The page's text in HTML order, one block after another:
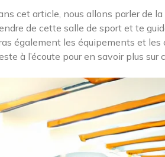
cet article, nous allons parler de
de cette salle de sport et te
également les équipements et
à l’écoute pour en savoir plus